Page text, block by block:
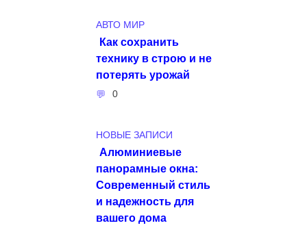
АВТО МИР
Как сохранить
технику в строю и не
потерять урожай
0
НОВЫЕ ЗАПИСИ
Алюминиевые
панорамные окна:
Современный стиль
и надежность для
вашего дома